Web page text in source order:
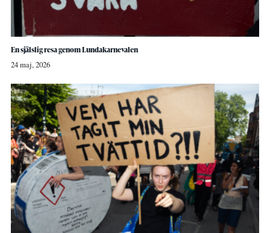
En själslig resa genom Lundakarnevalen
24 maj, 2026